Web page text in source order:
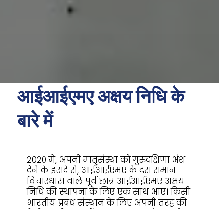
आईआईएमए अक्षय निधि के
बारे में
2020 में, अपनी मातृसंस्था को गुरुदक्षिणा अंश
देने के इरादे से, आईआईएमए के दस समान
विचारधारा वाले पूर्व छात्र आईआईएमए अक्षय
निधि की स्थापना के लिए एक साथ आए। किसी
भारतीय प्रबंध संस्थान के लिए अपनी तरह की